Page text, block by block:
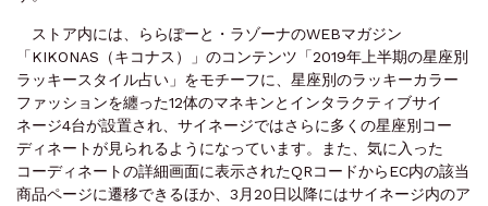
ストア内には、ららぽーと・ラゾーナのWEBマガジン
「KIKONAS（キコナス）」のコンテンツ「2019年上半期の星座別
ラッキースタイル占い」をモチーフに、星座別のラッキーカラー
ファッションを纏った12体のマネキンとインタラクティブサイ
ネージ4台が設置され、サイネージではさらに多くの星座別コー
ディネートが見られるようになっています。また、気に入った
コーディネートの詳細画面に表示されたQRコードからEC内の該当
商品ページに遷移できるほか、3月20日以降にはサイネージ内のア